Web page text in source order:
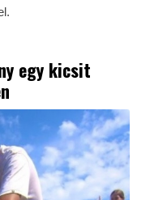
egy kicsit